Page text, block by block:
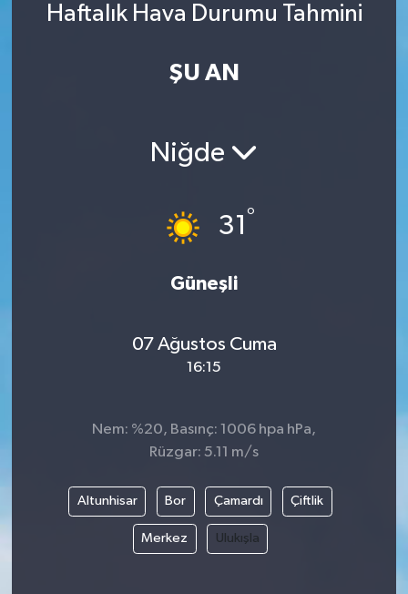
Haftalık Hava Durumu Tahmini
ŞU AN
Niğde
31 °
Güneşli
07 Ağustos Cuma
16:15
Nem: %20, Basınç: 1006 hpa hPa,
Rüzgar: 5.11 m/s
Altunhisar Bor Çamardı Çiftlik
Merkez Ulukışla